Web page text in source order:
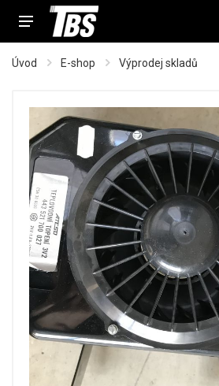
Úvod E-shop Výprodej skladů